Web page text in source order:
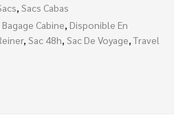
Sacs Cabas
Bagage Cabine Disponible En
, Sac 48h Sac De Voyage Travel